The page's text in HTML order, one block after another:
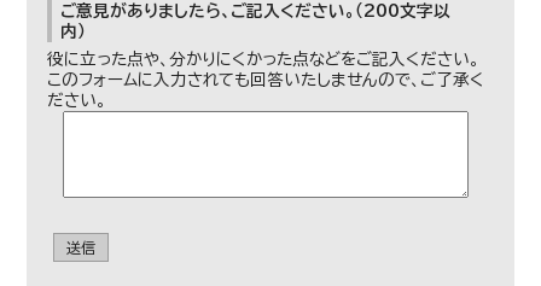
ご意見がありましたら、ご記入ください。（200文字以
内）
役に立った点や、分かりにくかった点などをご記入ください。
このフォームに入力されても回答いたしませんので、ご了承く
ださい。
送信